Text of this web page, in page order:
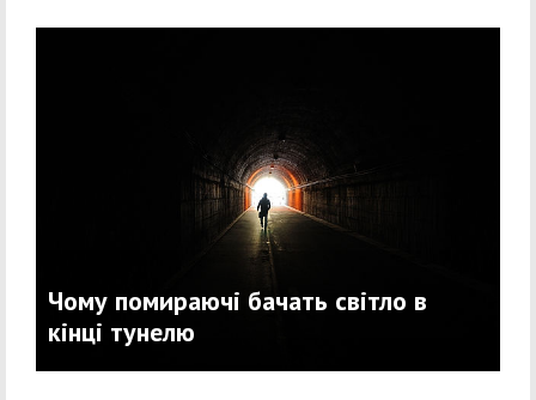
Чому помираючі бачать світло в
кінці тунелю